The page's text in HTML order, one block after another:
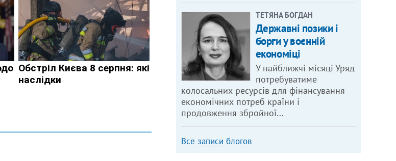
ТЕТЯНА БОГДАН
Державні позики і
борги у воєнній
економіці
У найближчі місяці Уряд
потребуватиме
колосальних ресурсів для фінансування
економічних потреб країни і
продовження збройної…
Все записи блогов